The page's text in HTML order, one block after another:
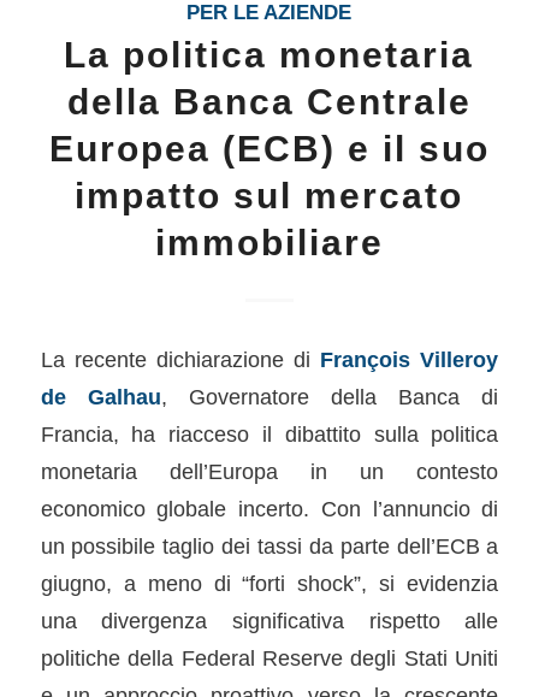
PER LE AZIENDE
La politica monetaria
della Banca Centrale
Europea (ECB) e il suo
impatto sul mercato
immobiliare
La recente dichiarazione di François Villeroy
de Galhau, Governatore della Banca di
Francia, ha riacceso il dibattito sulla politica
monetaria dell’Europa in un contesto
economico globale incerto. Con l’annuncio di
un possibile taglio dei tassi da parte dell’ECB a
giugno, a meno di “forti shock”, si evidenzia
una divergenza significativa rispetto alle
politiche della Federal Reserve degli Stati Uniti